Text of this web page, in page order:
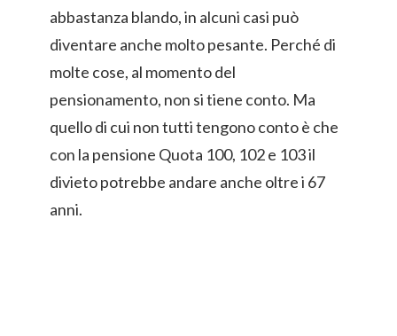
abbastanza blando, in alcuni casi può
diventare anche molto pesante. Perché di
molte cose, al momento del
pensionamento, non si tiene conto. Ma
quello di cui non tutti tengono conto è che
con la pensione Quota 100, 102 e 103 il
divieto potrebbe andare anche oltre i 67
anni.